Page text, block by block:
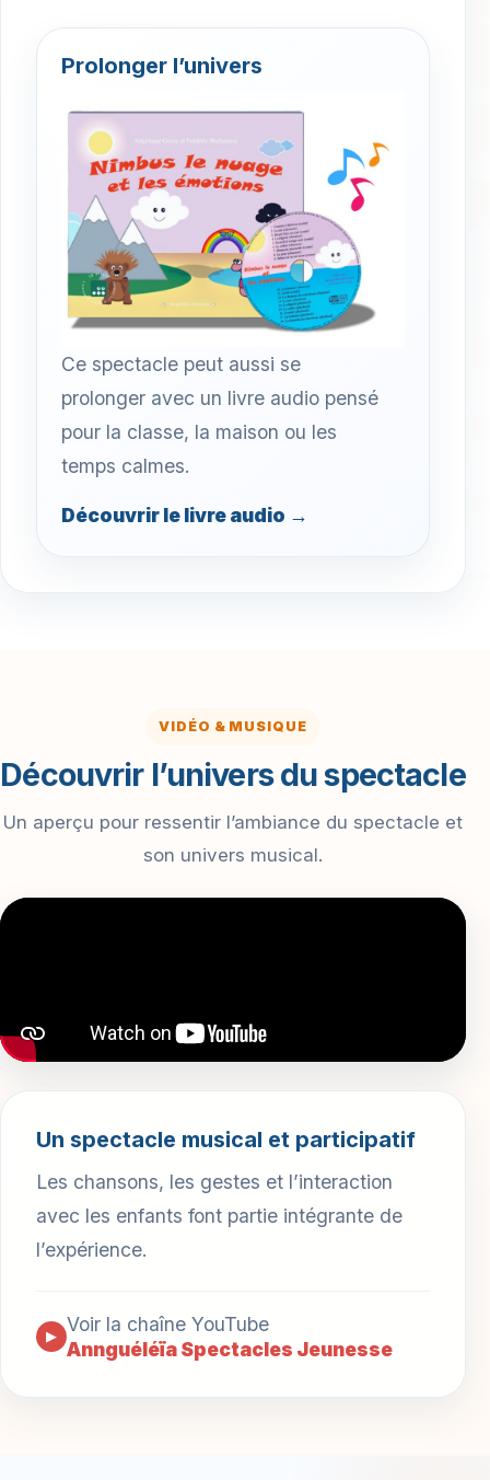
Prolonger l’univers
Ce spectacle peut aussi se
prolonger avec un livre audio pensé
pour la classe, la maison ou les
temps calmes.
Découvrir le livre audio →
VIDÉO & MUSIQUE
Découvrir l’univers du spectacle
Un aperçu pour ressentir l’ambiance du spectacle et
son univers musical.
Un spectacle musical et participatif
Les chansons, les gestes et l’interaction
avec les enfants font partie intégrante de
l’expérience.
▶
Voir la chaîne YouTube
Annguéléïa Spectacles Jeunesse